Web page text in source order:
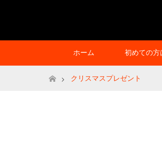
ホーム 初めての方
ホームクリスマスプレゼント